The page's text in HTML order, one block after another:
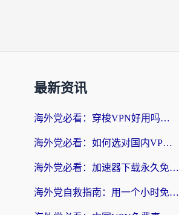
最新资讯
海外党必看：穿梭VPN好用吗？和云帆VPN对比哪个回国效果更好？附真实测评+避坑指南
海外党必看：如何选对国内VPN，实现无缝访问国内资源？
海外党必看：加速器下载永久免费版真的存在吗？教你无缝访问国内资源的正确姿势
海外党自救指南：用一个小时免费加速器，轻松打破国内资源访问壁垒？